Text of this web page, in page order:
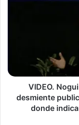
publicación
del
Semanario
Universidad
VIDEO.
desmiente
donde